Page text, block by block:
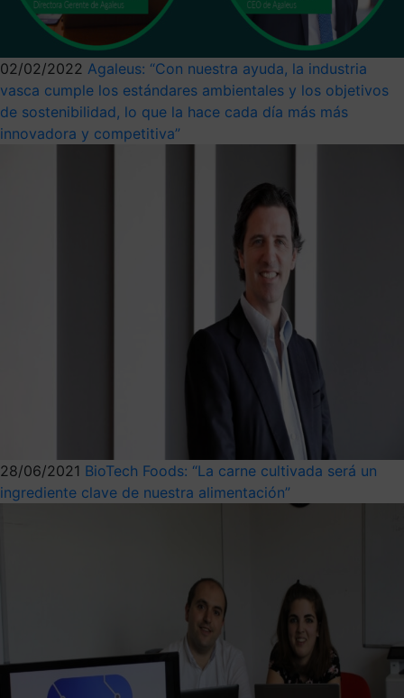
02/02/2022 Agaleus: “Con nuestra ayuda, la industria
vasca cumple los estándares ambientales y los objetivos
de sostenibilidad, lo que la hace cada día más más
innovadora y competitiva”
28/06/2021 BioTech Foods: “La carne cultivada será un
ingrediente clave de nuestra alimentación”